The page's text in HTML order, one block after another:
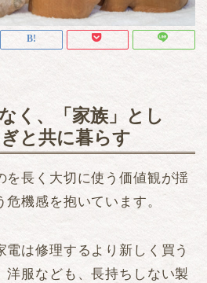
く、「家族」とし
と共に暮らす
を長く大切に使う価値観が揺
機感を抱いています。
は修理するより新しく買う
洋服なども、長持ちしない製